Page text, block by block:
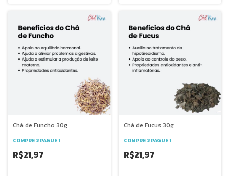
Chá de Funcho 30g
COMPRE 2 PAGUE 1
R$21,97
Chá de Fucus 30g
COMPRE 2 PAGUE 1
R$21,97